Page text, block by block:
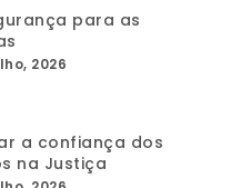
para as
2026
a confiança dos
na Justiça